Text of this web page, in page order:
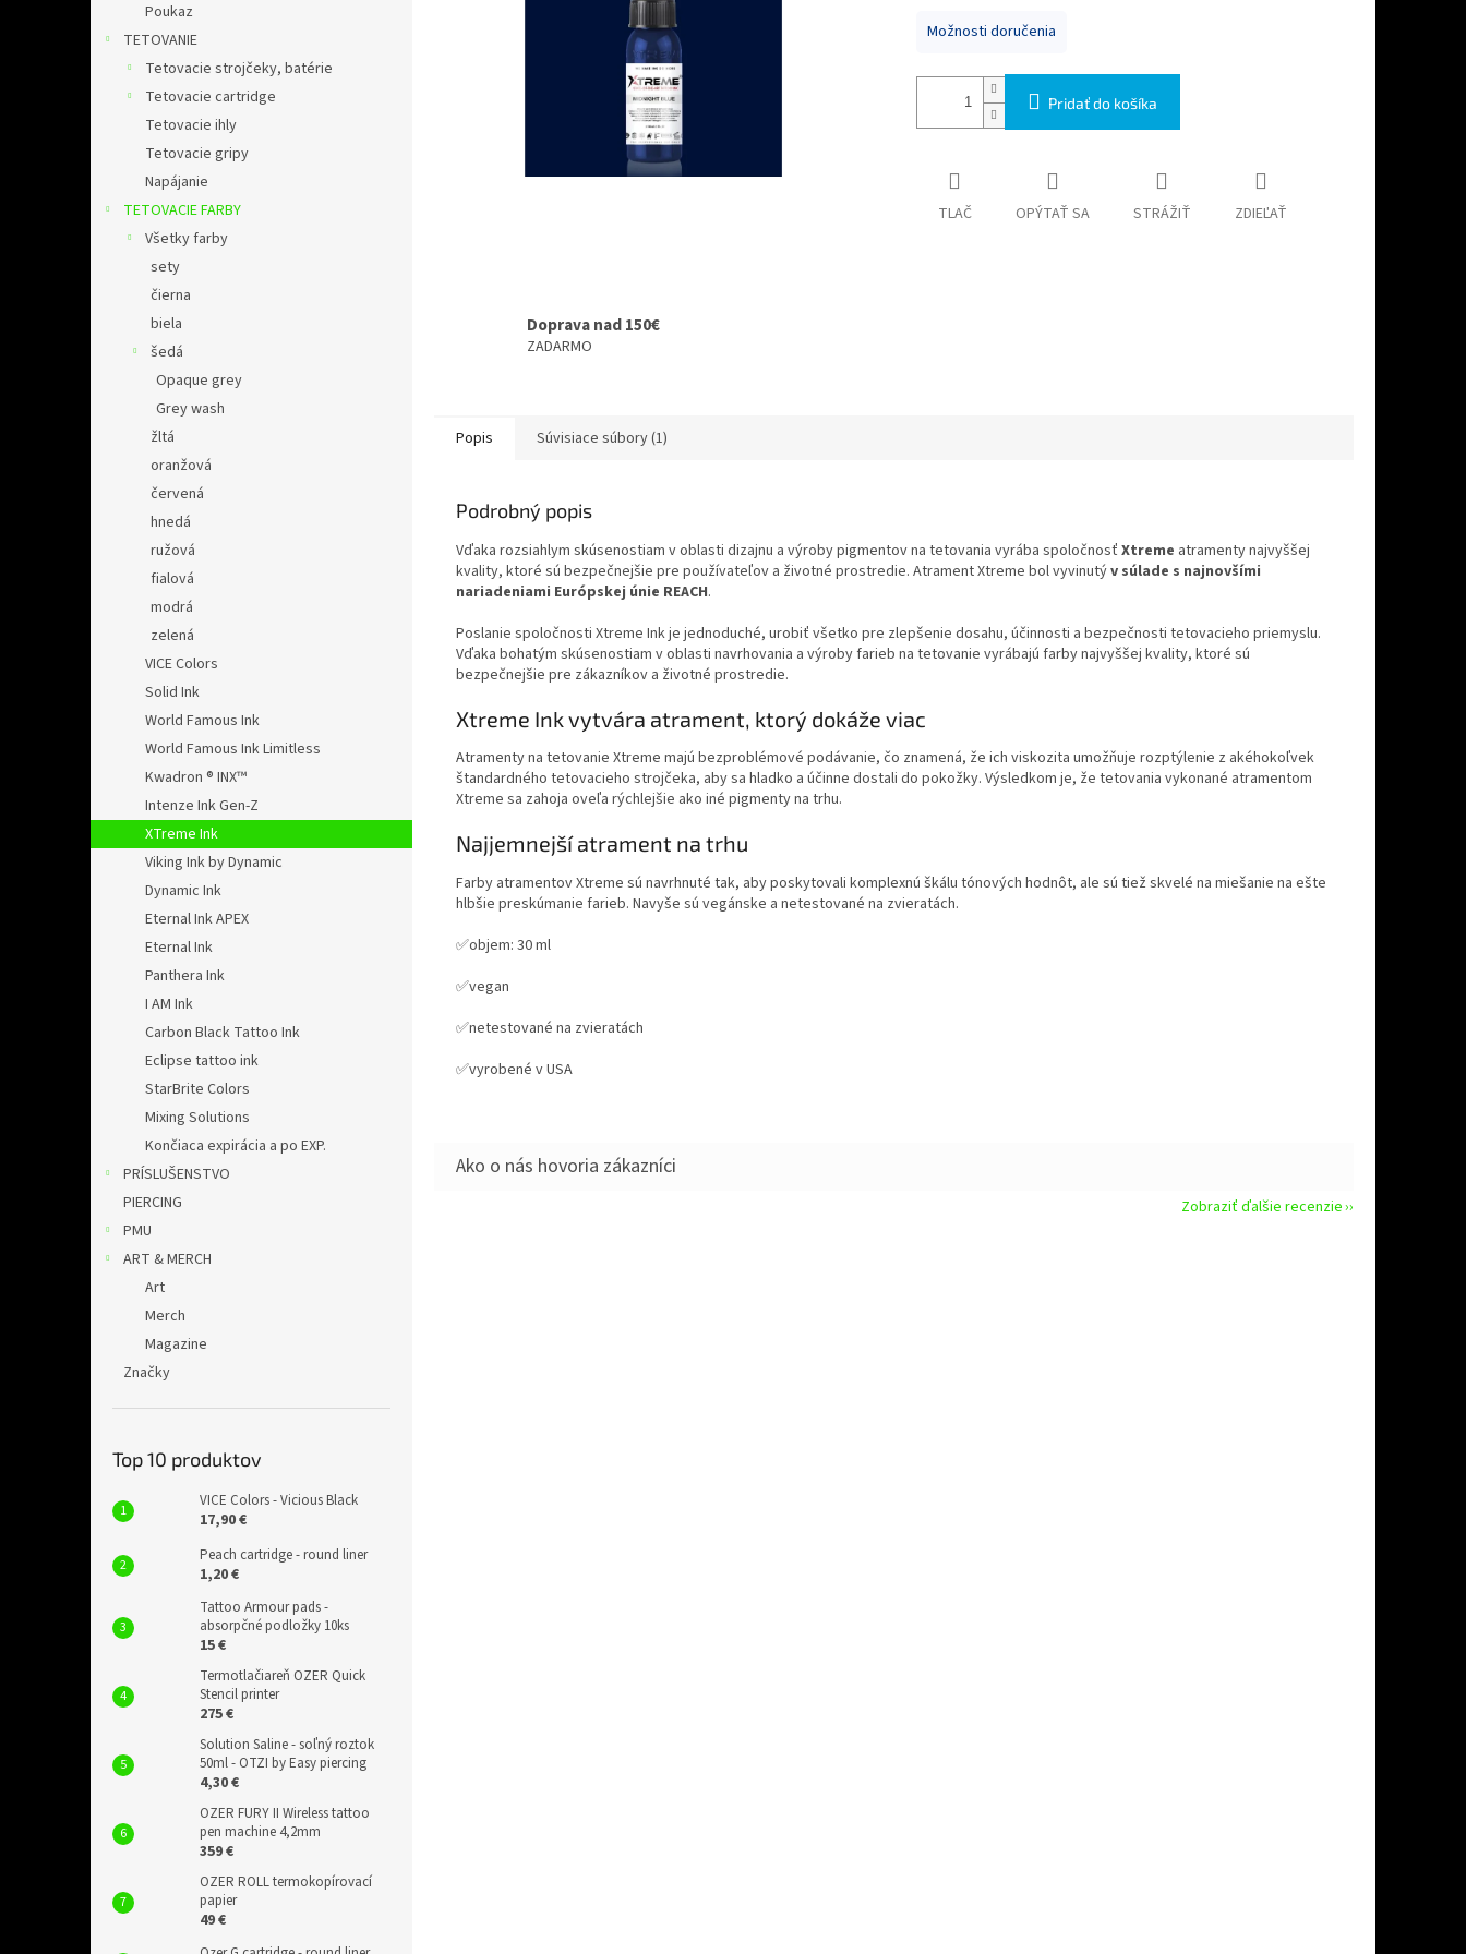
Poukaz
TETOVANIE
Tetovacie strojčeky, batérie
Tetovacie cartridge
Tetovacie ihly
Tetovacie gripy
Napájanie
TETOVACIE FARBY
Všetky farby
sety
čierna
biela
šedá
Opaque grey
Grey wash
žltá
oranžová
červená
hnedá
ružová
fialová
modrá
zelená
VICE Colors
Solid Ink
World Famous Ink
World Famous Ink Limitless
Kwadron ® INX™
Intenze Ink Gen-Z
XTreme Ink
Viking Ink by Dynamic
Dynamic Ink
Eternal Ink APEX
Eternal Ink
Panthera Ink
I AM Ink
Carbon Black Tattoo Ink
Eclipse tattoo ink
StarBrite Colors
Mixing Solutions
Končiaca expirácia a po EXP.
PRÍSLUŠENSTVO
PIERCING
PMU
ART & MERCH
Art
Merch
Magazine
Značky
Top 10 produktov
VICE Colors - Vicious Black
17,90 €
Peach cartridge - round liner
1,20 €
Tattoo Armour pads -
absorpčné podložky 10ks
15 €
Termotlačiareň OZER Quick
Stencil printer
275 €
Solution Saline - soľný roztok
50ml - OTZI by Easy piercing
4,30 €
OZER FURY II Wireless tattoo
pen machine 4,2mm
359 €
OZER ROLL termokopírovací
papier
49 €
Možnosti doručenia
Pridať do košíka
TLAČ OPÝTAŤ SA STRÁŽIŤ ZDIEĽAŤ
Doprava nad 150€
ZADARMO
Popis Súvisiace súbory (1)
Podrobný popis
Vďaka rozsiahlym skúsenostiam v oblasti dizajnu a výroby pigmentov na tetovania vyrába spoločnosť Xtreme atramenty najvyššej
kvality, ktoré sú bezpečnejšie pre používateľov a životné prostredie. Atrament Xtreme bol vyvinutýv súlade s najnovšími
nariadeniami Európskej únie REACH.
Poslanie spoločnosti Xtreme Ink je jednoduché, urobiť všetko pre zlepšenie dosahu, účinnosti a bezpečnosti tetovacieho priemyslu.
Vďaka bohatým skúsenostiam v oblasti navrhovania a výroby farieb na tetovanie vyrábajú farby najvyššej kvality, ktoré sú
bezpečnejšie pre zákazníkov a životné prostredie.
Xtreme Ink vytvára atrament, ktorý dokáže viac
Atramenty na tetovanie Xtreme majú bezproblémové podávanie, čo znamená, že ich viskozita umožňuje rozptýlenie z akéhokoľvek
štandardného tetovacieho strojčeka, aby sa hladko a účinne dostali do pokožky. Výsledkom je, že tetovania vykonané atramentom
Xtreme sa zahoja oveľa rýchlejšie ako iné pigmenty na trhu.
Najjemnejší atrament na trhu
Farby atramentov Xtreme sú navrhnuté tak, aby poskytovali komplexnú škálu tónových hodnôt, ale sú tiež skvelé na miešanie na ešte
hlbšie preskúmanie farieb. Navyše sú vegánske a netestované na zvieratách.
✅objem: 30 ml
✅vegan
✅netestované na zvieratách
✅vyrobené v USA
Zobraziť ďalšie recenzie